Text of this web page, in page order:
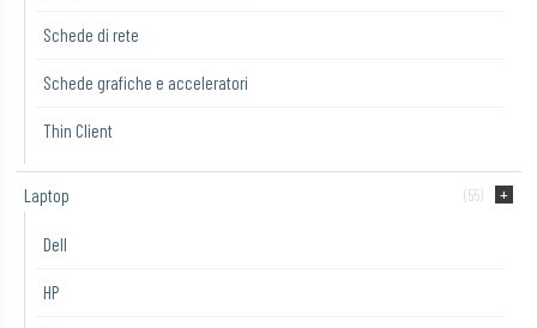
Schede di rete
Schede grafiche e acceleratori
Thin Client
Laptop (55)
Dell
HP